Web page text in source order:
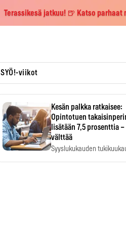
Terassikesä jatkuu! 🍺 Katso
SYÖ!-viikot
Kesän palkka ratkaisee:
Opintotuen
lisätään 7,5 prosenttia
välttää
Syyslukukauden